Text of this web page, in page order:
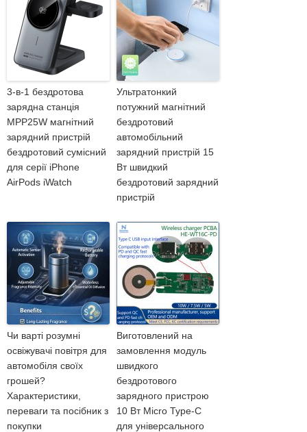
3-в-1 бездротова
зарядна станція
MPP25W магнітний
зарядний пристрій
бездротовий сумісний
для серії iPhone
AirPods iWatch
Ультратонкий
потужний магнітний
бездротовий
автомобільний
зарядний пристрій 15
Вт швидкий
бездротовий зарядний
пристрій
Чи варті розумні
освіжувачі повітря для
автомобіля своїх
грошей?
Характеристики,
переваги та посібник з
покупки
Виготовлений на
замовлення модуль
швидкого
бездротового
зарядного пристрою
10 Вт Micro Type-C
для універсального